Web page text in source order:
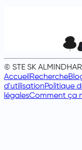
© STE SK
AccueilRecherche
d'utilisationPolitique
légalesComment ça